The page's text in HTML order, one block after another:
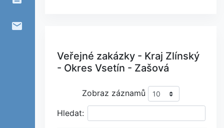
email
Veřejné zakázky - Kraj Zlínský
- Okres Vsetín - Zašová
Zobraz záznamů
Hledat: